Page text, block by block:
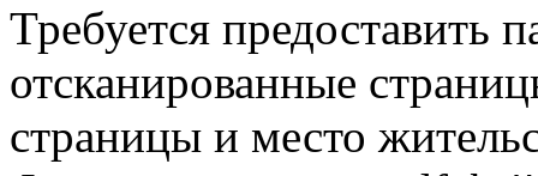
Требуется предоставить
отсканированные
страницы и место